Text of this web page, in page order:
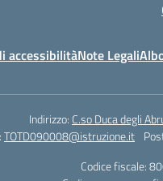
accessibilitàNote Legali
Indirizzo: C.so Duca degli
TOTD090008@istruzione.it
Codice fiscale: